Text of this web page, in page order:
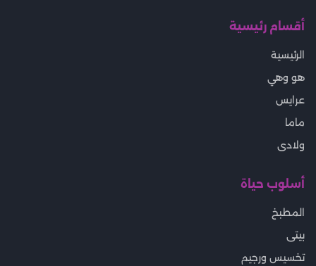
أقسام رئيسية
الرئيسية
هو وهي
عرايس
ماما
ولادى
أسلوب حياة
المطبخ
بيتى
تخسيس ورجيم